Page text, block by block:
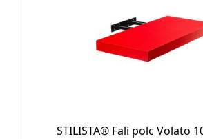
STILISTA® Fali polc Volato